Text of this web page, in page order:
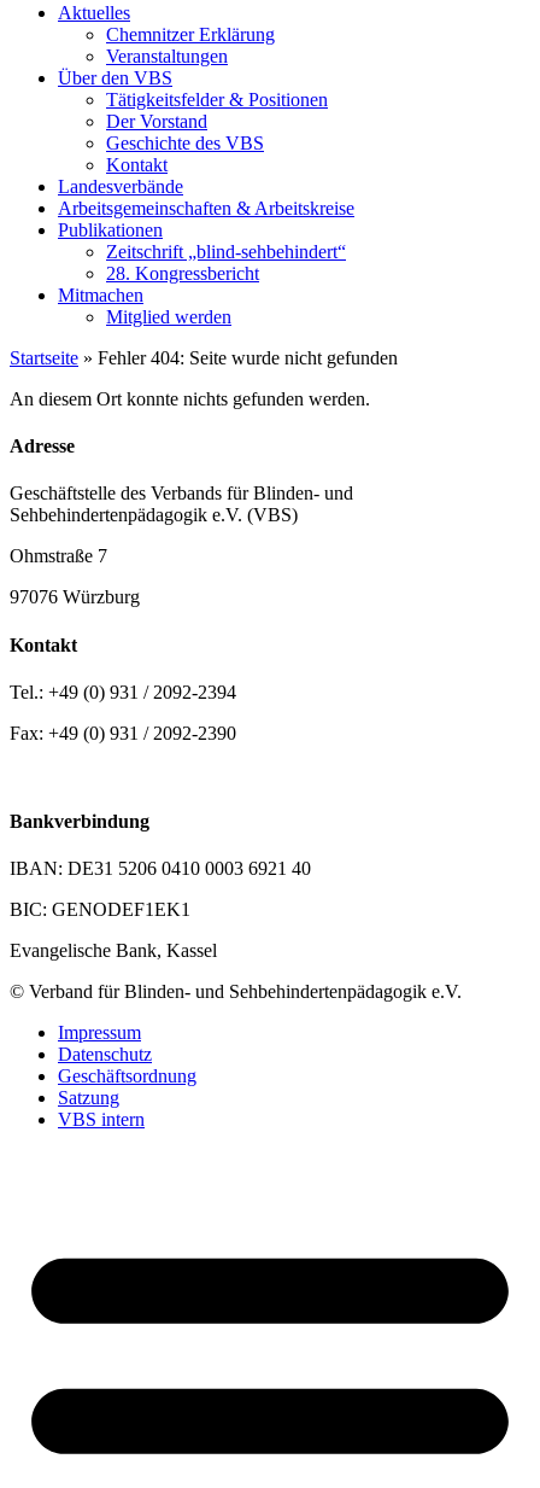
Aktu­el­les
Chem­nit­zer Erklä­rung
Ver­an­stal­tun­gen
Über den VBS
Tätig­keits­fel­der & Posi­tio­nen
Der Vor­stand
Geschich­te des VBS
Kon­takt
Lan­des­ver­bän­de
Arbeits­ge­mein­schaf­ten & Arbeits­krei­se
Publi­ka­tio­nen
Zeit­schrift „blind-seh­be­hin­dert“
28. Kon­gress­be­richt
Mit­ma­chen
Mit­glied wer­den
Startseite » Fehler 404: Seite wurde nicht gefunden
An diesem Ort konnte nichts gefunden werden.
Adresse
Geschäftstelle des Verbands für Blinden- und
Sehbehindertenpädagogik e.V. (VBS)
Ohmstraße 7
97076 Würzburg
Kontakt
Tel.: +49 (0) 931 / 2092-2394
Fax: +49 (0) 931 / 2092-2390
Bankverbindung
IBAN: DE31 5206 0410 0003 6921 40
BIC: GENODEF1EK1
Evangelische Bank, Kassel
© Verband für Blinden- und Sehbehindertenpädagogik e.V.
Impres­sum
Daten­schutz
Geschäfts­ord­nung
Sat­zung
VBS intern